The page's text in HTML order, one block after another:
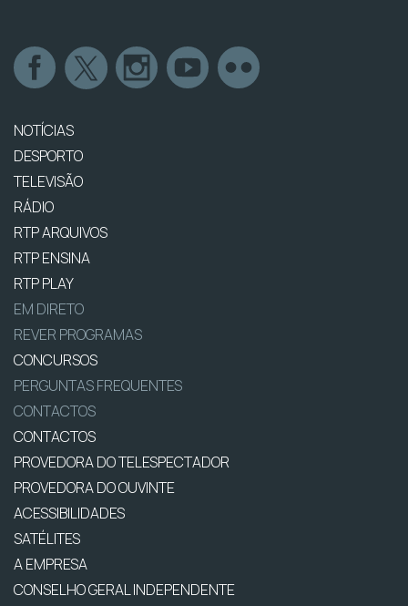
NOTÍCIAS
DESPORTO
TELEVISÃO
RÁDIO
RTP ARQUIVOS
RTP ENSINA
RTP PLAY
EM DIRETO
REVER PROGRAMAS
CONCURSOS
PERGUNTAS FREQUENTES
CONTACTOS
CONTACTOS
PROVEDORA DO TELESPECTADOR
PROVEDORA DO OUVINTE
ACESSIBILIDADES
SATÉLITES
A EMPRESA
CONSELHO GERAL INDEPENDENTE